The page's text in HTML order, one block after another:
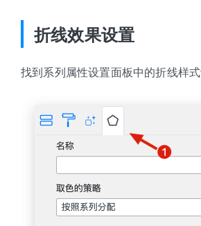
折线效果设置
找到系列属性设置面板中的折线样式